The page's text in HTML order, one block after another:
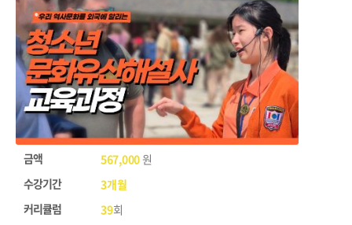
금액 567,000원
수강기간
3개월
커리큘럼
39회